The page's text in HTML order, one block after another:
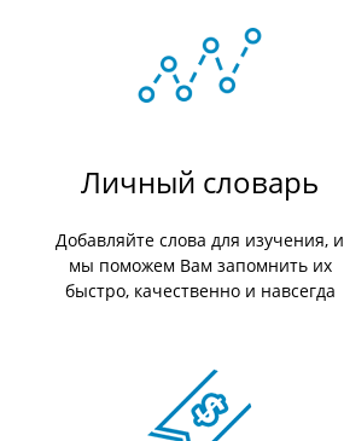
Личный словарь
Добавляйте слова для изучения, и
мы поможем Вам запомнить их
быстро, качественно и навсегда